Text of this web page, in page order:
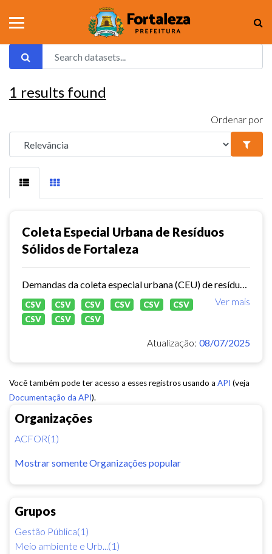
Organizações
ACFOR(1)
Mostrar somente Organizações popular
Grupos
Gestão Pública(1)
Meio ambiente e Urb...(1)
1 results found
Ordenar por
Coleta Especial Urbana de Resíduos
Sólidos de Fortaleza
Ver mais
CSV CSV CSV CSV CSV
CSV
CSV
CSV CSV
Atualização: 08/07/2025
Você também pode ter acesso a esses registros usando a API (veja
Documentação da API).